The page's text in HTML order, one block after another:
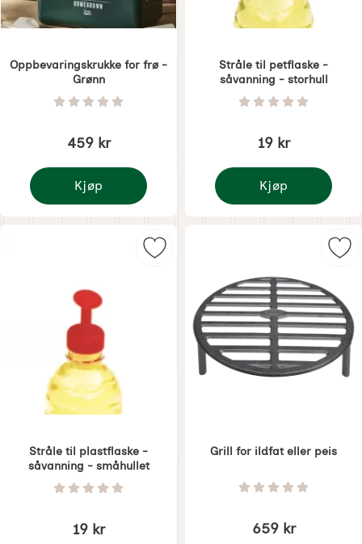
Oppbevaringskrukke for frø -
Grønn
Varenummer 6070Vurdering: 0 Stjerne av 5
459 kr
Kjøp
Oppbevaringskrukke for frø - Grønn
Stråle til petflaske -
såvanning - storhull
Varenummer 6071Vurdering: 0
19 kr
Kjøp
Stråle til petflaske -
Stråle til plastflaske -
såvanning - småhullet
Varenummer 6072Vurdering: 0 Stjerne av 5
19 kr
Merk stråle til plastflaske -
Grill for ildfat eller peis
Varenummer 6254Vurdering: 0
659 kr